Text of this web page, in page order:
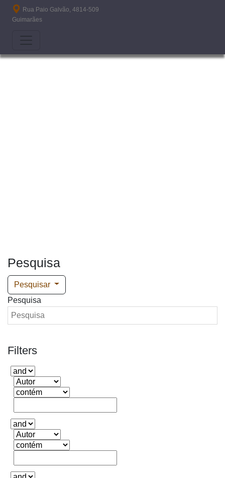
Passar para o conteúdo principal
Rua Paio Galvão, 4814-509
Guimarães
Pesquisa
Pesquisar
Pesquisa
Filters